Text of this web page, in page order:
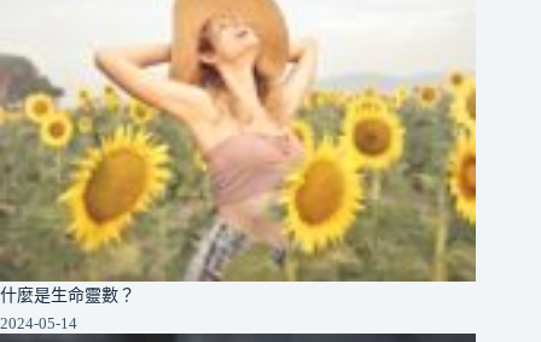
什麼是生命靈數？
2024-05-14